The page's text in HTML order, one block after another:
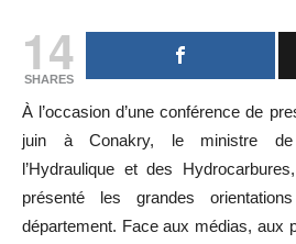
14
SHARES
À l’occasion d’une conférence de
juin à Conakry, le ministre de
l’Hydraulique et des
présenté les grandes
département. Face aux médias, aux